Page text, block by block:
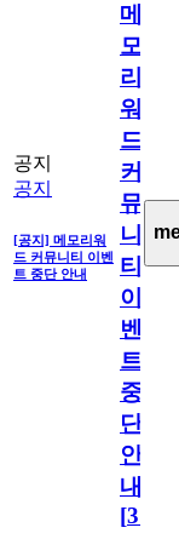
공지
공지
[공지] 메모리워
드 커뮤니티 이벤
트 중단 안내
메
모
리
워
드
커
뮤
니
티
이
벤
트
중
단
안
내
[31